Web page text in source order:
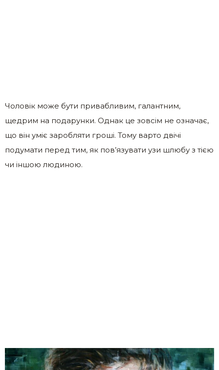
Чоловік може бути привабливим, галантним,
щедрим на подарунки. Однак це зовсім не означає,
що він уміє заробляти гроші. Тому варто двічі
подумати перед тим, як пов’язувати узи шлюбу з тією
чи іншою людиною.